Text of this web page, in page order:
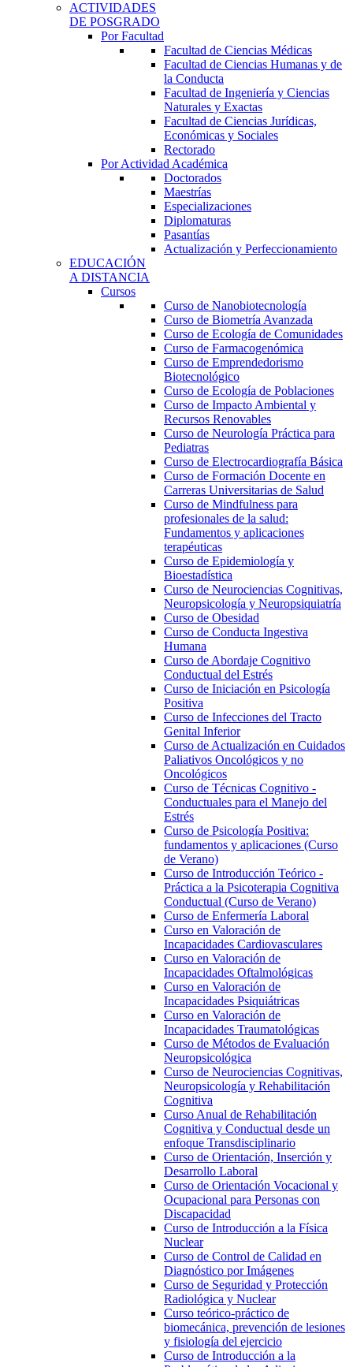
ACTIVIDADES
DE POSGRADO
Por Facultad
Facultad de Ciencias Médicas
Facultad de Ciencias Humanas y de
la Conducta
Facultad de Ingeniería y Ciencias
Naturales y Exactas
Facultad de Ciencias Jurídicas,
Económicas y Sociales
Rectorado
Por Actividad Académica
Doctorados
Maestrías
Especializaciones
Diplomaturas
Pasantías
Actualización y Perfeccionamiento
EDUCACIÓN
A DISTANCIA
Cursos
Curso de Nanobiotecnología
Curso de Biometría Avanzada
Curso de Ecología de Comunidades
Curso de Farmacogenómica
Curso de Emprendedorismo
Biotecnológico
Curso de Ecología de Poblaciones
Curso de Impacto Ambiental y
Recursos Renovables
Curso de Neurología Práctica para
Pediatras
Curso de Electrocardiografía Básica
Curso de Formación Docente en
Carreras Universitarias de Salud
Curso de Mindfulness para
profesionales de la salud:
Fundamentos y aplicaciones
terapéuticas
Curso de Epidemiología y
Bioestadística
Curso de Neurociencias Cognitivas,
Neuropsicología y Neuropsiquiatría
Curso de Obesidad
Curso de Conducta Ingestiva
Humana
Curso de Abordaje Cognitivo
Conductual del Estrés
Curso de Iniciación en Psicología
Positiva
Curso de Infecciones del Tracto
Genital Inferior
Curso de Actualización en Cuidados
Paliativos Oncológicos y no
Oncológicos
Curso de Técnicas Cognitivo -
Conductuales para el Manejo del
Estrés
Curso de Psicología Positiva:
fundamentos y aplicaciones (Curso
de Verano)
Curso de Introducción Teórico -
Práctica a la Psicoterapia Cognitiva
Conductual (Curso de Verano)
Curso de Enfermería Laboral
Curso en Valoración de
Incapacidades Cardiovasculares
Curso en Valoración de
Incapacidades Oftalmológicas
Curso en Valoración de
Incapacidades Psiquiátricas
Curso en Valoración de
Incapacidades Traumatológicas
Curso de Métodos de Evaluación
Neuropsicológica
Curso de Neurociencias Cognitivas,
Neuropsicología y Rehabilitación
Cognitiva
Curso Anual de Rehabilitación
Cognitiva y Conductual desde un
enfoque Transdisciplinario
Curso de Orientación, Inserción y
Desarrollo Laboral
Curso de Orientación Vocacional y
Ocupacional para Personas con
Discapacidad
Curso de Introducción a la Física
Nuclear
Curso de Control de Calidad en
Diagnóstico por Imágenes
Curso de Seguridad y Protección
Radiológica y Nuclear
Curso teórico-práctico de
biomecánica, prevención de lesiones
y fisiología del ejercicio
Curso de Introducción a la